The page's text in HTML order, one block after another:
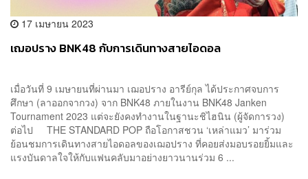
17 เมษายน 2023
เฌอปราง BNK48 กับการเดินทางสายไอดอล
เมื่อวันที่ 9 เมษายนที่ผ่านมา เฌอปราง อารีย์กุล ได้ประกาศจบการ
ศึกษา (ลาออกจากวง) จาก BNK48 ภายในงาน BNK48 Janken
Tournament 2023 แต่จะยังคงทำงานในฐานะชิไฮนิน (ผู้จัดการวง)
ต่อไป THE STANDARD POP ถือโอกาสชวน ‘เหล่าแมว’ มาร่วม
ย้อนชมการเดินทางสายไอดอลของเฌอปราง ที่คอยส่งมอบรอยยิ้มและ
แรงบันดาลใจให้กับแฟนคลับมาอย่างยาวนานร่วม 6 ...